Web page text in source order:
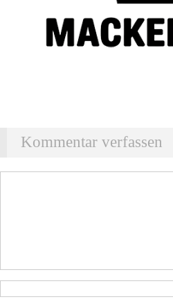
Kommentar verfassen